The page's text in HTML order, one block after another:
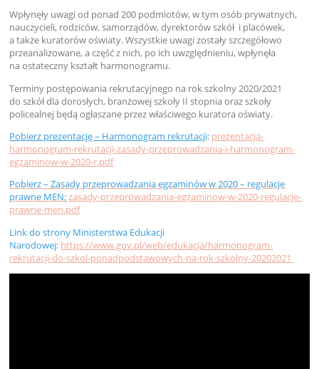
Wpłynęły uwagi od ponad 200 podmiotów, w tym osób prywatnych,
nauczycieli, rodziców, samorządów, dyrektorów szkół i placówek,
a także kuratorów oświaty. Wszystkie uwagi zostały szczegółowo
przeanalizowane, a część z nich, po ich uwzględnieniu, wpłynęła
na ostateczny kształt harmonogramu.
Terminy postępowania rekrutacyjnego na rok szkolny 2020/2021
do szkół dla dorosłych, branżowej szkoły II stopnia oraz szkoły
policealnej będą ogłaszane przez właściwego kuratora oświaty.
Pobierz prezentację – Harmonogram rekrutacji: prezentacja-
harmonogram-rekrutacji-zasady-przeprowadzania-i-harmonogram-
egzaminow-w-2020-r.pdf
Pobierz – Zasady przeprowadzania egzaminów w 2020 – regulacje
prawne MEN:zasady-przeprowadzania-egzaminow-w-2020-regulacje-
prawne-men.pdf
Link do strony Ministerstwa Edukacji
Narodowej: https://www.gov.pl/web/edukacja/harmonogram-
rekrutacji-do-szkol-ponadpodstawowych-na-rok-szkolny-20202021